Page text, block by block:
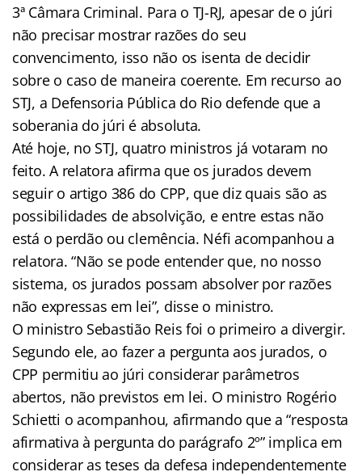
3ª Câmara Criminal. Para o TJ-RJ, apesar de o júri
não precisar mostrar razões do seu
convencimento, isso não os isenta de decidir
sobre o caso de maneira coerente. Em recurso ao
STJ, a Defensoria Pública do Rio defende que a
soberania do júri é absoluta.
Até hoje, no STJ, quatro ministros já votaram no
feito. A relatora afirma que os jurados devem
seguir o artigo 386 do CPP, que diz quais são as
possibilidades de absolvição, e entre estas não
está o perdão ou clemência. Néfi acompanhou a
relatora. “Não se pode entender que, no nosso
sistema, os jurados possam absolver por razões
não expressas em lei”, disse o ministro.
O ministro Sebastião Reis foi o primeiro a divergir.
Segundo ele, ao fazer a pergunta aos jurados, o
CPP permitiu ao júri considerar parâmetros
abertos, não previstos em lei. O ministro Rogério
Schietti o acompanhou, afirmando que a “resposta
afirmativa à pergunta do parágrafo 2º” implica em
considerar as teses da defesa independentemente